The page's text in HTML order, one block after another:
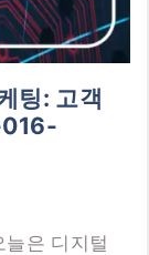
팅: 고객
016-
늘은 디지털